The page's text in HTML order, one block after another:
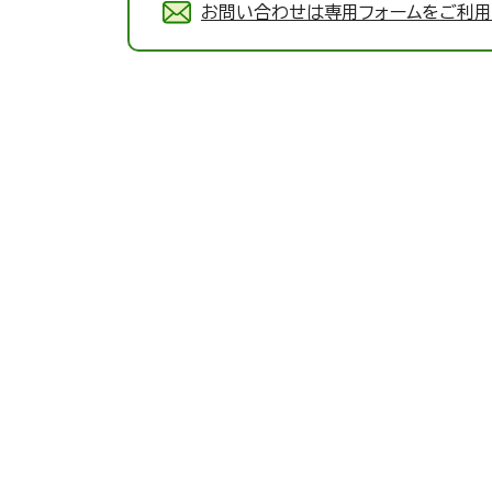
お問い合わせは専用フォームをご利用